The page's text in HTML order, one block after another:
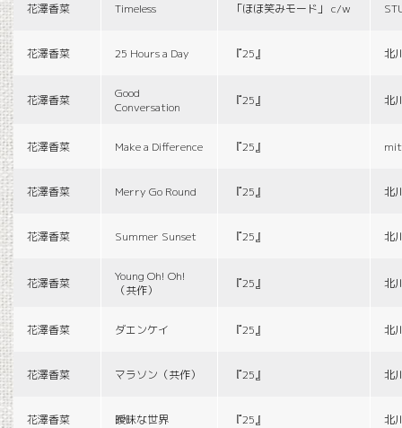
花澤香菜 Timeless 「ほほ笑みモード」 c/w
花澤香菜 25 Hours a Day 『25』 北
花澤香菜
Good
Conversation
『25』 北
花澤香菜 Make a Difference 『25』
花澤香菜 Merry Go Round 『25』 北
花澤香菜 Summer Sunset 『25』 北
花澤香菜
Young Oh! Oh!
（共作）
『25』 北
花澤香菜 ダエンケイ 『25』 北
花澤香菜 マラソン（共作） 『25』 北
花澤香菜 曖昧な世界 『25』 北